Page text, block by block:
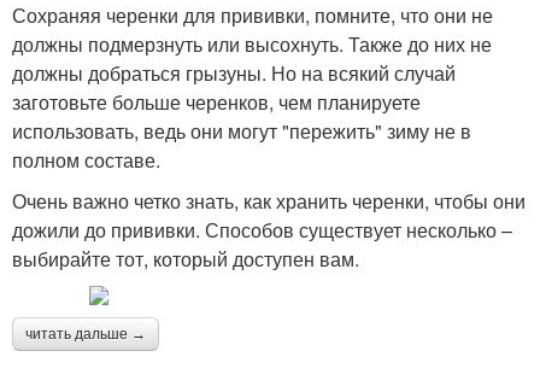
Сохраняя черенки для прививки, помните, что они не
должны подмерзнуть или высохнуть. Также до них не
должны добраться грызуны. Но на всякий случай
заготовьте больше черенков, чем планируете
использовать, ведь они могут "пережить" зиму не в
полном составе.
Очень важно четко знать, как хранить черенки, чтобы они
дожили до прививки. Способов существует несколько –
выбирайте тот, который доступен вам.
читать дальше →